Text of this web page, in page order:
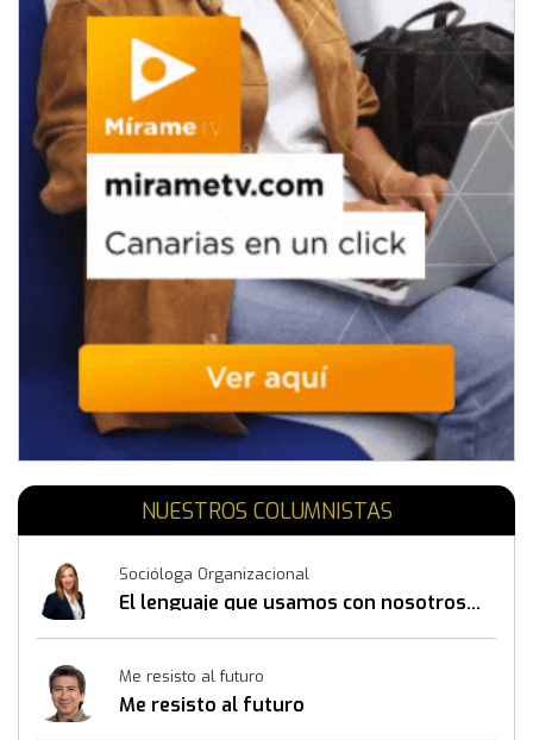
NUESTROS COLUMNISTAS
Socióloga Organizacional
El lenguaje que usamos con nosotros
Me resisto al futuro
Me resisto al futuro